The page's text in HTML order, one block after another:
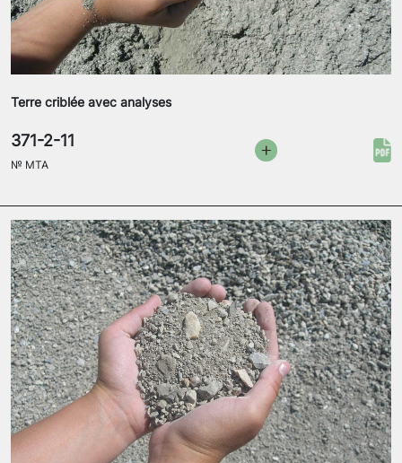
Terre criblée avec analyses
371-2-11
№ MTA